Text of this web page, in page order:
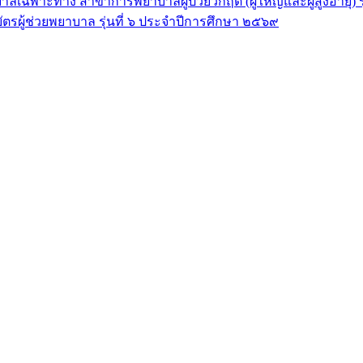
รผู้ช่วยพยาบาล รุ่นที่ ๖ ประจำปีการศึกษา ๒๕๖๙